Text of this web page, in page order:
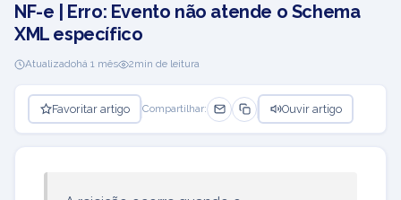
NF-e | Erro: Evento não atende o Schema
XML específico
Atualizadohá 1 mês 2min de leitura
Favoritar artigo Compartilhar: Ouvir artigo